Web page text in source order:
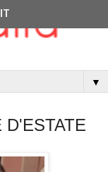
▼
D'ESTATE